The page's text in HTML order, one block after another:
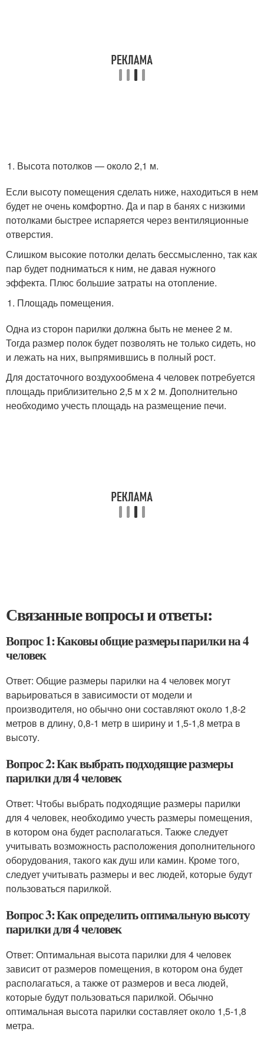
Высота потолков — около 2,1 м.
Если высоту помещения сделать ниже, находиться в нем
будет не очень комфортно. Да и пар в банях с низкими
потолками быстрее испаряется через вентиляционные
отверстия.
Слишком высокие потолки делать бессмысленно, так как
пар будет подниматься к ним, не давая нужного
эффекта. Плюс большие затраты на отопление.
Площадь помещения.
Одна из сторон парилки должна быть не менее 2 м.
Тогда размер полок будет позволять не только сидеть, но
и лежать на них, выпрямившись в полный рост.
Для достаточного воздухообмена 4 человек потребуется
площадь приблизительно 2,5 м х 2 м. Дополнительно
необходимо учесть площадь на размещение печи.
Связанные вопросы и ответы:
Вопрос 1: Каковы общие размеры парилки на 4
человек
Ответ: Общие размеры парилки на 4 человек могут
варьироваться в зависимости от модели и
производителя, но обычно они составляют около 1,8-2
метров в длину, 0,8-1 метр в ширину и 1,5-1,8 метра в
высоту.
Вопрос 2: Как выбрать подходящие размеры
парилки для 4 человек
Ответ: Чтобы выбрать подходящие размеры парилки
для 4 человек, необходимо учесть размеры помещения,
в котором она будет располагаться. Также следует
учитывать возможность расположения дополнительного
оборудования, такого как душ или камин. Кроме того,
следует учитывать размеры и вес людей, которые будут
пользоваться парилкой.
Вопрос 3: Как определить оптимальную высоту
парилки для 4 человек
Ответ: Оптимальная высота парилки для 4 человек
зависит от размеров помещения, в котором она будет
располагаться, а также от размеров и веса людей,
которые будут пользоваться парилкой. Обычно
оптимальная высота парилки составляет около 1,5-1,8
метра.